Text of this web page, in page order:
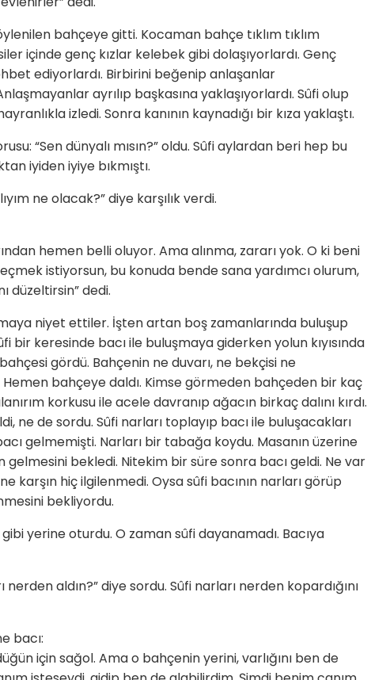
bahçeye gitti. Kocaman bahçe tıklım tıklım
içinde genç kızlar kelebek gibi dolaşıyorlardı. Genç
ediyorlardı. Birbirini beğenip anlaşanlar
ayrılıp başkasına yaklaşıyorlardı. Sûfi olup
izledi. Sonra kanının kaynadığı bir kıza yaklaştı.
“Sen dünyalı mısın?” oldu. Sûfi aylardan beri hep bu
iyiden iyiye bıkmıştı.
ne olacak?” diye karşılık verdi.
hemen belli oluyor. Ama alınma, zararı yok. O ki beni
istiyorsun, bu konuda bende sana yardımcı olurum,
düzeltirsin” dedi.
niyet ettiler. İşten artan boş zamanlarında buluşup
bir keresinde bacı ile buluşmaya giderken yolun kıyısında
gördü. Bahçenin ne duvarı, ne bekçisi ne
Hemen bahçeye daldı. Kimse görmeden bahçeden bir kaç
korkusu ile acele davranıp ağacın birkaç dalını kırdı.
ne de sordu. Sûfi narları toplayıp bacı ile buluşacakları
gelmemişti. Narları bir tabağa koydu. Masanın üzerine
gelmesini bekledi. Nitekim bir süre sonra bacı geldi. Ne var
karşın hiç ilgilenmedi. Oysa sûfi bacının narları görüp
bekliyordu.
yerine oturdu. O zaman sûfi dayanamadı. Bacıya
nerden aldın?” diye sordu. Sûfi narları nerden kopardığını
bacı:
için sağol. Ama o bahçenin yerini, varlığını ben de